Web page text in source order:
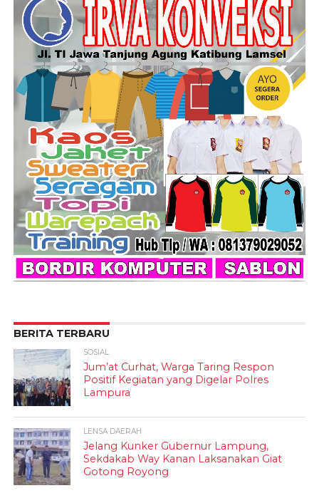
BERITA TERBARU
SOSIAL
Jum’at Curhat, Warga Taring Respon
Positif Kegiatan yang Digelar Polres
Lampura
LENSA DAERAH
Jelang Kunker Gubernur Lampung,
Sekdakab Way Kanan Laksanakan Giat
Gotong Royong